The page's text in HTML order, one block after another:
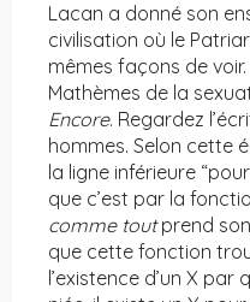
Lacan a donné son
civilisation où le
mêmes façons de
Mathèmes de la
Encore. Regardez
hommes. Selon cette
la ligne inférieure
que c’est par la
comme toutprend
que cette fonction
l’existence d’un X